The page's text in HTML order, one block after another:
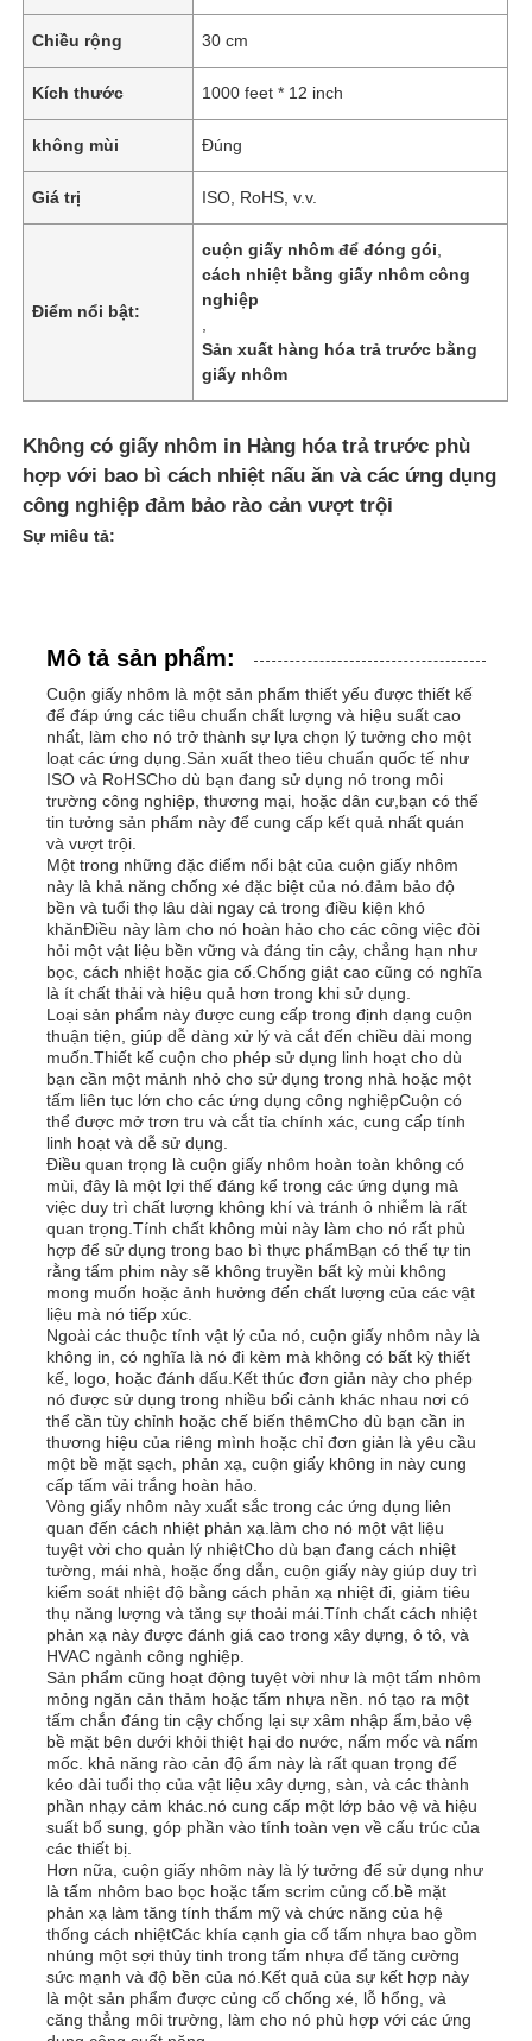
Trang chủ
Các sản phẩm
Về Chúng Tôi
Tham quan nhà máy
Kiểm soát chất lượng
Liên hệ với chúng tôi
Tin tức
Các trường hợp
Yêu cầu báo giá
Cuộn giấy nhôm
Tấm nhôm
nhôm tròn
Cuộn nhôm phủ màu
cuộn dây nhôm
cuộn dây nhôm
Nhôm rô tấm
Nhôm dập nổi
Chiều rộng 30 cm
Kích thước 1000 feet * 12 inch
không mùi Đúng
Giá trị ISO, RoHS, v.v.
Điểm nổi bật:
cuộn giấy nhôm để đóng gói
cách nhiệt bằng giấy nhôm công
nghiệp
Sản xuất hàng hóa trả trước bằng
giấy nhôm
Không có giấy nhôm in Hàng hóa trả trước phù
hợp với bao bì cách nhiệt nấu ăn và các ứng dụng
công nghiệp đảm bảo rào cản vượt trội
Sự miêu tả:
Mô tả sản phẩm:
Cuộn giấy nhôm là một sản phẩm thiết yếu được thiết kế
để đáp ứng các tiêu chuẩn chất lượng và hiệu suất cao
nhất, làm cho nó trở thành sự lựa chọn lý tưởng cho một
loạt các ứng dụng.Sản xuất theo tiêu chuẩn quốc tế như
ISO và RoHSCho dù bạn đang sử dụng nó trong môi
trường công nghiệp, thương mại, hoặc dân cư,bạn có thể
tin tưởng sản phẩm này để cung cấp kết quả nhất quán
và vượt trội.
Một trong những đặc điểm nổi bật của cuộn giấy nhôm
này là khả năng chống xé đặc biệt của nó.đảm bảo độ
bền và tuổi thọ lâu dài ngay cả trong điều kiện khó
khănĐiều này làm cho nó hoàn hảo cho các công việc đòi
hỏi một vật liệu bền vững và đáng tin cậy, chẳng hạn như
bọc, cách nhiệt hoặc gia cố.Chống giật cao cũng có nghĩa
là ít chất thải và hiệu quả hơn trong khi sử dụng.
Loại sản phẩm này được cung cấp trong định dạng cuộn
thuận tiện, giúp dễ dàng xử lý và cắt đến chiều dài mong
muốn.Thiết kế cuộn cho phép sử dụng linh hoạt cho dù
bạn cần một mảnh nhỏ cho sử dụng trong nhà hoặc một
tấm liên tục lớn cho các ứng dụng công nghiệpCuộn có
thể được mở trơn tru và cắt tỉa chính xác, cung cấp tính
linh hoạt và dễ sử dụng.
Điều quan trọng là cuộn giấy nhôm hoàn toàn không có
mùi, đây là một lợi thế đáng kể trong các ứng dụng mà
việc duy trì chất lượng không khí và tránh ô nhiễm là rất
quan trọng.Tính chất không mùi này làm cho nó rất phù
hợp để sử dụng trong bao bì thực phẩmBạn có thể tự tin
rằng tấm phim này sẽ không truyền bất kỳ mùi không
mong muốn hoặc ảnh hưởng đến chất lượng của các vật
liệu mà nó tiếp xúc.
Ngoài các thuộc tính vật lý của nó, cuộn giấy nhôm này là
không in, có nghĩa là nó đi kèm mà không có bất kỳ thiết
kế, logo, hoặc đánh dấu.Kết thúc đơn giản này cho phép
nó được sử dụng trong nhiều bối cảnh khác nhau nơi có
thể cần tùy chỉnh hoặc chế biến thêmCho dù bạn cần in
thương hiệu của riêng mình hoặc chỉ đơn giản là yêu cầu
một bề mặt sạch, phản xạ, cuộn giấy không in này cung
cấp tấm vải trắng hoàn hảo.
Vòng giấy nhôm này xuất sắc trong các ứng dụng liên
quan đến cách nhiệt phản xạ.làm cho nó một vật liệu
tuyệt vời cho quản lý nhiệtCho dù bạn đang cách nhiệt
tường, mái nhà, hoặc ống dẫn, cuộn giấy này giúp duy trì
kiểm soát nhiệt độ bằng cách phản xạ nhiệt đi, giảm tiêu
thụ năng lượng và tăng sự thoải mái.Tính chất cách nhiệt
phản xạ này được đánh giá cao trong xây dựng, ô tô, và
HVAC ngành công nghiệp.
Sản phẩm cũng hoạt động tuyệt vời như là một tấm nhôm
mỏng ngăn cản thảm hoặc tấm nhựa nền. nó tạo ra một
tấm chắn đáng tin cậy chống lại sự xâm nhập ẩm,bảo vệ
bề mặt bên dưới khỏi thiệt hại do nước, nấm mốc và nấm
mốc. khả năng rào cản độ ẩm này là rất quan trọng để
kéo dài tuổi thọ của vật liệu xây dựng, sàn, và các thành
phần nhạy cảm khác.nó cung cấp một lớp bảo vệ và hiệu
suất bổ sung, góp phần vào tính toàn vẹn về cấu trúc của
các thiết bị.
Hơn nữa, cuộn giấy nhôm này là lý tưởng để sử dụng như
là tấm nhôm bao bọc hoặc tấm scrim củng cố.bề mặt
phản xạ làm tăng tính thẩm mỹ và chức năng của hệ
thống cách nhiệtCác khía cạnh gia cố tấm nhựa bao gồm
nhúng một sợi thủy tinh trong tấm nhựa để tăng cường
sức mạnh và độ bền của nó.Kết quả của sự kết hợp này
là một sản phẩm được củng cố chống xé, lỗ hổng, và
căng thẳng môi trường, làm cho nó phù hợp với các ứng